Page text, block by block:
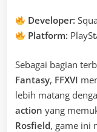
Developer:
Platform:
Sebagai bagian
Fantasy, FFXVI
lebih matang
action yang
Rosfield, game ini